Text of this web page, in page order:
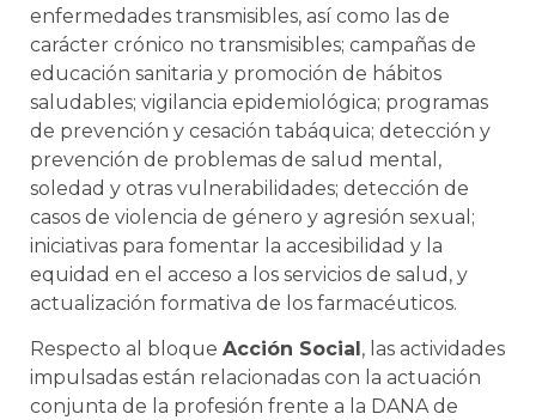
enfermedades transmisibles, así como las de
carácter crónico no transmisibles; campañas de
educación sanitaria y promoción de hábitos
saludables; vigilancia epidemiológica; programas
de prevención y cesación tabáquica; detección y
prevención de problemas de salud mental,
soledad y otras vulnerabilidades; detección de
casos de violencia de género y agresión sexual;
iniciativas para fomentar la accesibilidad y la
equidad en el acceso a los servicios de salud, y
actualización formativa de los farmacéuticos.
Respecto al bloque Acción Social , las actividades
impulsadas están relacionadas con la actuación
conjunta de la profesión frente a la DANA de